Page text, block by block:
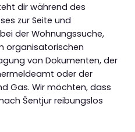
dir während des
zur Seite und
der Wohnungssuche,
organisatorischen
von Dokumenten, der
oder der
Gas. Wir möchten, dass
Šentjur reibungslos